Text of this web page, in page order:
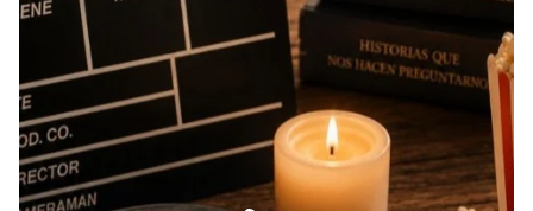
Recupera l'entrevista comp
Vatican
tican News 👇
www.vaticannews.va/es/iglesia/news/2026-
07/carmina-historia-depresion-papa-viaje-
espana-testimoni...
Foto